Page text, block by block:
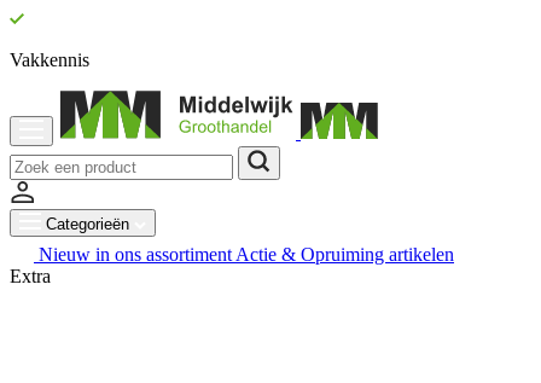
Vakkennis
Categorieën
Nieuw in ons assortiment Actie & Opruiming artikelen
Extra